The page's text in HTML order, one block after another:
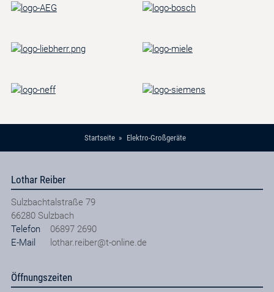
Startseite Elektro-Großgeräte
Lothar Reiber
Sulzbachtalstraße 79
66280 Sulzbach
Telefon
06897 2690
E-Mail
lothar.reiber@t-online.de
Öffnungszeiten